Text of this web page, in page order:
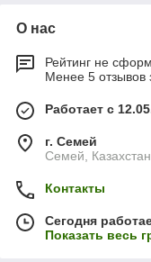
О нас
Рейтинг не
Менее 5 отзывов
Работает с
г. Семей
Семей, Казахстан
Контакты
Сегодня
Показать весь